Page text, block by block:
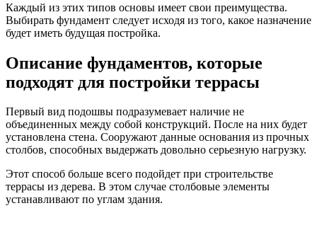
Каждый из этих типов основы имеет свои преимущества.
Выбирать фундамент следует исходя из того, какое назначение
будет иметь будущая постройка.
Описание фундаментов, которые
подходят для постройки террасы
Первый вид подошвы подразумевает наличие не
объединенных между собой конструкций. После на них будет
установлена стена. Сооружают данные основания из прочных
столбов, способных выдержать довольно серьезную нагрузку.
Этот способ больше всего подойдет при строительстве
террасы из дерева. В этом случае столбовые элементы
устанавливают по углам здания.